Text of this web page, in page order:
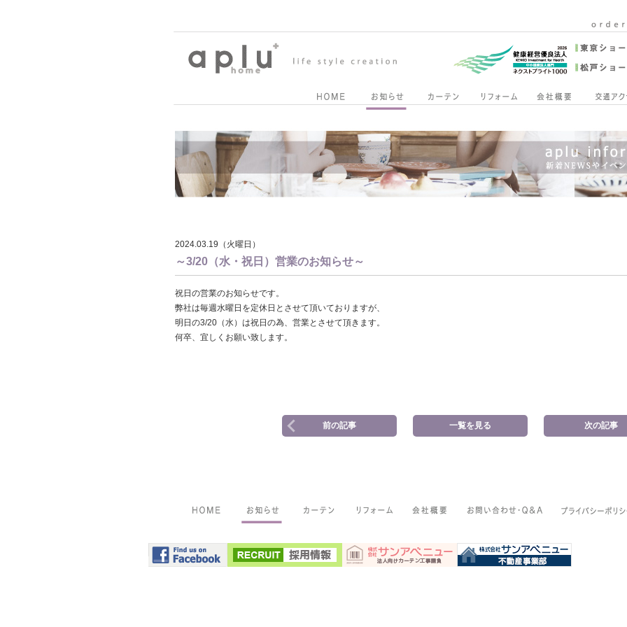
2024.03.19（火曜日）
～3/20（水・祝日）営業のお知らせ～
祝日の営業のお知らせです。
弊社は毎週水曜日を定休日とさせて頂いておりますが、
明日の3/20（水）は祝日の為、営業とさせて頂きます。
何卒、宜しくお願い致します。
前の記事 一覧を見る 次の記事